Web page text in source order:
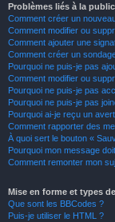
Problèmes liés à la
Comment créer un
Comment modifier ou
Comment ajouter une
Comment créer un
Pourquoi ne puis-je pas
Comment modifier ou
Pourquoi ne puis-je pas
Pourquoi ne puis-je pas
Pourquoi ai-je reçu un
Comment rapporter des
À quoi sert le bouton «
Pourquoi mon message
Comment remonter mon
Mise en forme et types
Que sont les BBCodes ?
Puis-je utiliser le HTML ?